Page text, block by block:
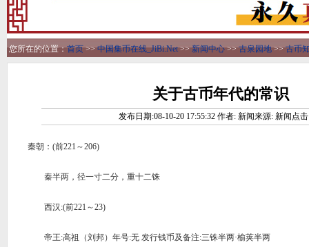
您所在的位置：首页>>中国集币在线_JiBi.Net>>新闻中心>>古泉园地>>古币
关于古币年代的常识
发布日期:08-10-20 17:55:32 作者: 新闻来源: 新闻点
秦朝：(前221～206)
秦半两，径一寸二分，重十二铢
西汉:(前221～23)
帝王:高祖（刘邦）年号:无 发行钱币及备注:三铢半两·榆荚半两